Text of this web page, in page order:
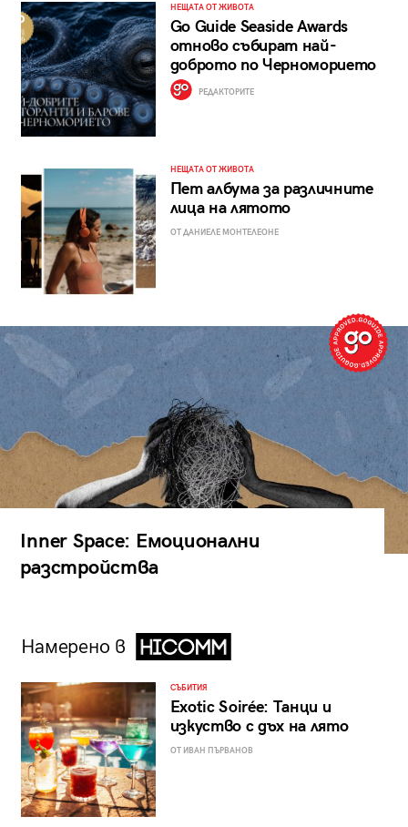
НЕЩАТА ОТ ЖИВОТА
Go Guide Seaside Awards
отново събират най-
доброто по Черноморието
РЕДАКТОРИТЕ
НЕЩАТА ОТ ЖИВОТА
Пет албума за различните
лица на лятото
ОТ ДАНИЕЛЕ МОНТЕЛЕОНЕ
Inner Space: Емоционални
разстройства
Намерено в
СЪБИТИЯ
Exotic Soirée: Танци и
изкуство с дъх на лято
ОТ ИВАН ПЪРВАНОВ